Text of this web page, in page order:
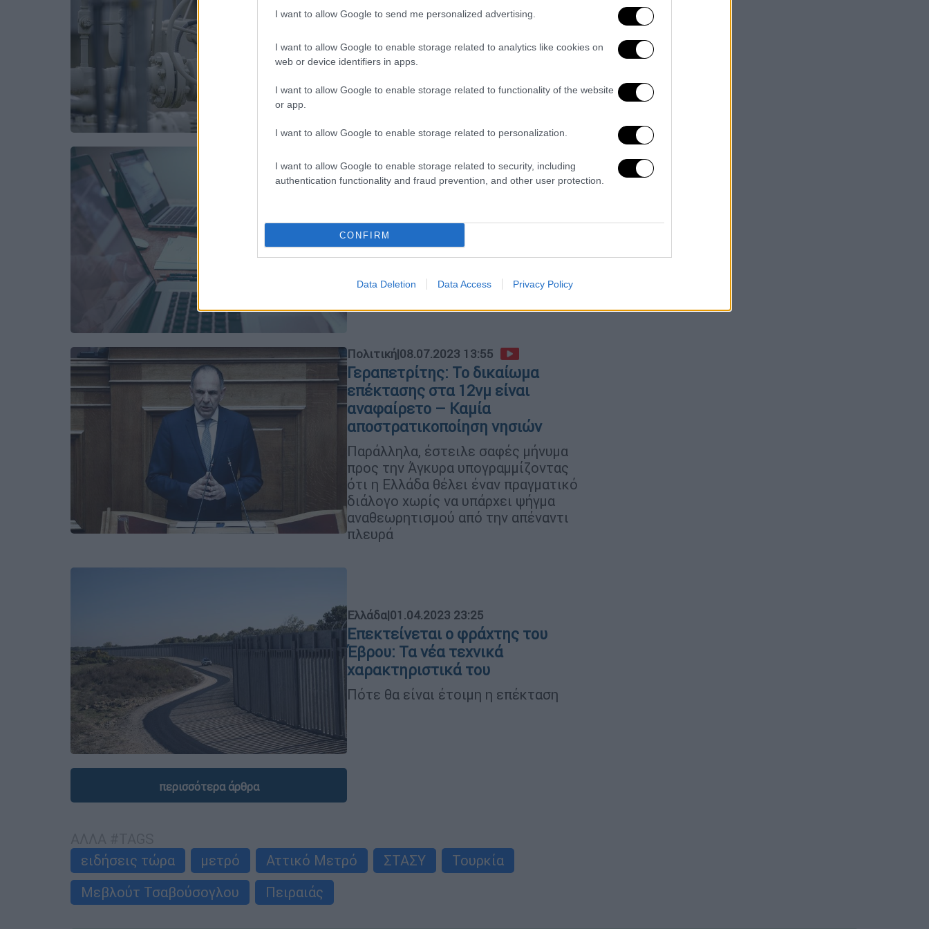
I want to allow Google to send me personalized advertising.
I want to allow Google to enable storage related to analytics like cookies on
web or device identifiers in apps.
I want to allow Google to enable storage related to functionality of the website
or app.
I want to allow Google to enable storage related to personalization.
I want to allow Google to enable storage related to security, including
authentication functionality and fraud prevention, and other user protection.
CONFIRM
Data Deletion Data Access Privacy Policy
Σε 13 πόλεις επεκτείνεται το
ανακοινώθηκε
Τα σχέδια της εταιρείας
Οικονομία|18.09.2023 16:56
Εξάμηνη επέκταση σε
χαρακτήρα των Υπουργείων
Περιβάλλοντος και Ενέργειας και
Μετανάστευσης και Ασύλου
Ποιους αφορά - Όσα ορίζει η σχετική
Πολιτική|08.07.2023 13:55
Γεραπετρίτης: Το δικαίωμα
επέκτασης στα 12νμ είναι
αναφαίρετο – Καμία
αποστρατικοποίηση νησιών
Παράλληλα, έστειλε σαφές μήνυμα
προς την Άγκυρα υπογραμμίζοντας
ότι η Ελλάδα θέλει έναν πραγματικό
διάλογο χωρίς να υπάρχει ψήγμα
αναθεωρητισμού από την απέναντι
πλευρά
Ελλάδα|01.04.2023 23:25
Επεκτείνεται ο φράχτης του
Έβρου: Τα νέα τεχνικά
χαρακτηριστικά του
Πότε θα είναι έτοιμη η επέκταση
περισσότερα άρθρα
ειδήσεις τώρα
μετρό Αττικό Μετρό ΣΤΑΣΥ
Τουρκία
Μεβλούτ Τσαβούσογλου
Πειραιάς